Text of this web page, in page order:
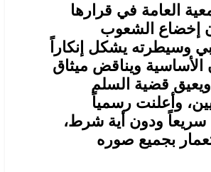
العامة في قرارها
15) بأن إخضاع الشعوب
وسيطرته يشكل إنكاراً
الأساسية ويناقض ميثاق
ويعيق قضية السلم
وأعلنت رسمياً
سريعاً ودون أية شرط،
بجميع صوره